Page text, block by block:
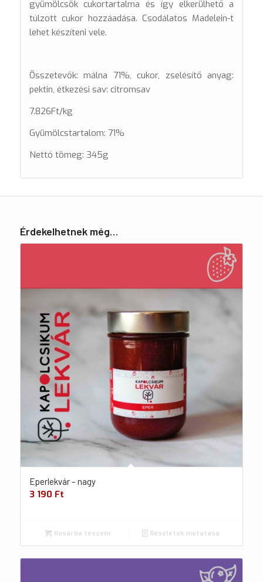
gyümölcsök cukortartalma és így elkerülhető a
túlzott cukor hozzáadása. Csodálatos Madelein-t
lehet készíteni vele.
Összetevők: málna 71%, cukor, zselésítő anyag:
pektin, étkezési sav: citromsav
7.826Ft/kg
Gyümölcstartalom: 71%
Nettó tömeg: 345g
Érdekelhetnek még…
Eperlekvár – nagy
3 190 Ft
Kosárba teszem Részletek mutatása